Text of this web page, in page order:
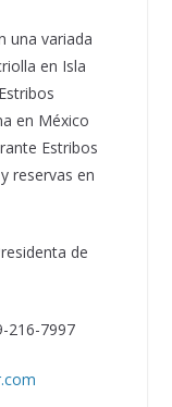
una variada
en Isla
en México
Estribos
reservas en
de
7997